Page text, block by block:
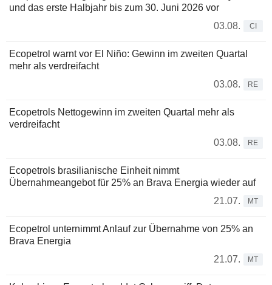
und das erste Halbjahr bis zum 30. Juni 2026 vor
03.08.
CI
Ecopetrol warnt vor El Niño: Gewinn im zweiten Quartal
mehr als verdreifacht
03.08.
RE
Ecopetrols Nettogewinn im zweiten Quartal mehr als
verdreifacht
03.08.
RE
Ecopetrols brasilianische Einheit nimmt
Übernahmeangebot für 25% an Brava Energia wieder auf
21.07.
MT
Ecopetrol unternimmt Anlauf zur Übernahme von 25% an
Brava Energia
21.07.
MT